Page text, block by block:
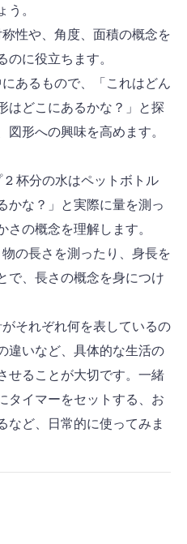
。
性や、角度、面積の概念を
に役立ちます。
あるもので、「これはどん
はどこにあるかな？」と探
図形への興味を高めます。
2 杯分の水はペットボトル
かな？」と実際に量を測っ
さの概念を理解します。
物の長さを測ったり、身長を
で、長さの概念を身につけ
それぞれ何を表しているの
違いなど、具体的な生活の
せることが大切です。一緒
タイマーをセットする、お
など、日常的に使ってみま